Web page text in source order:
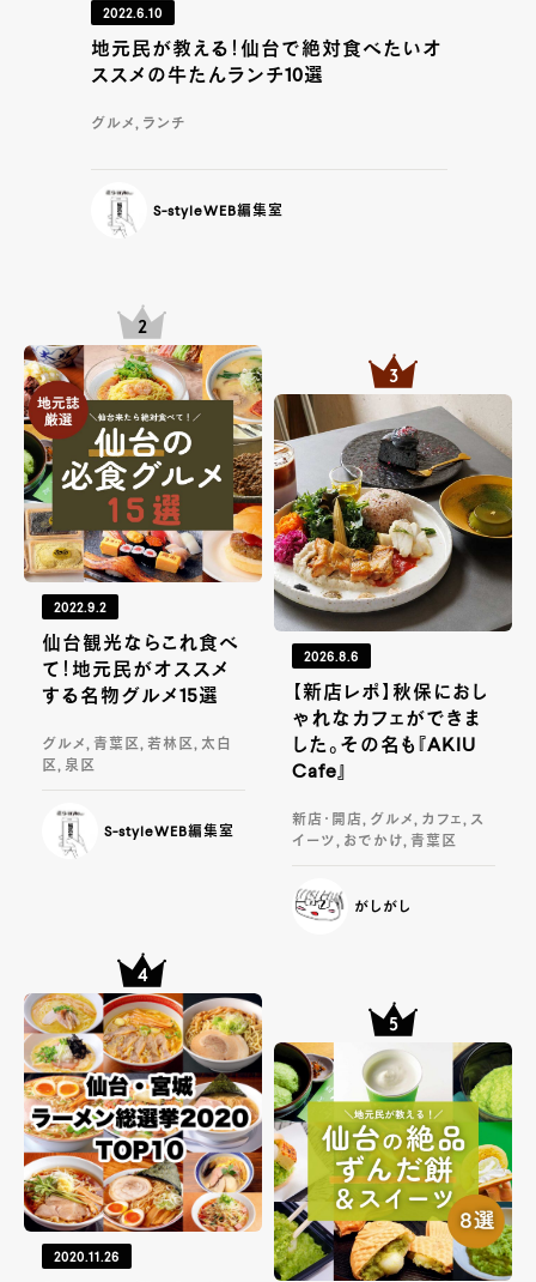
2022.6.10
地元民が教える！仙台で絶対食べたいオ
ススメの牛たんランチ10選
グルメ, ランチ
S-styleWEB編集室
2022.9.2
仙台観光ならこれ食べ
て！地元民がオススメ
する名物グルメ15選
グルメ, 青葉区, 若林区, 太白
区, 泉区
S-styleWEB編集室
2026.8.6
【新店レポ】秋保におし
ゃれなカフェができま
した。その名も『AKIU
Cafe』
新店・開店, グルメ, カフェ, ス
イーツ, おでかけ, 青葉区
がしがし
2020.11.26